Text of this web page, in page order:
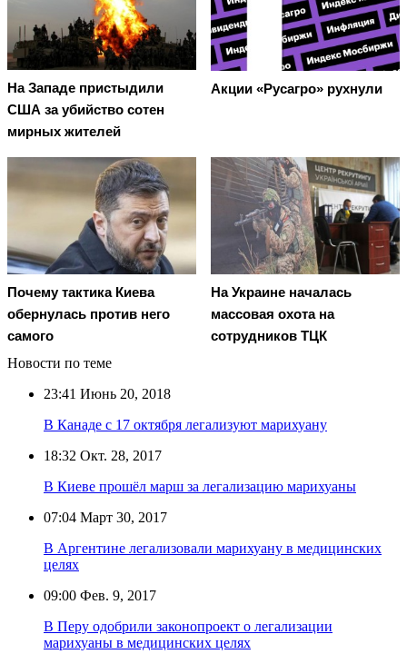
На Западе пристыдили
США за убийство сотен
мирных жителей
Акции «Русагро» рухнули
Почему тактика Киева
обернулась против него
самого
На Украине началась
массовая охота на
сотрудников ТЦК
Новости по теме
23:41 Июнь 20, 2018
В Канаде с 17 октября легализуют марихуану
18:32 Окт. 28, 2017
В Киеве прошёл марш за легализацию марихуаны
07:04 Март 30, 2017
В Аргентине легализовали марихуану в медицинских
целях
09:00 Фев. 9, 2017
В Перу одобрили законопроект о легализации
марихуаны в медицинских целях